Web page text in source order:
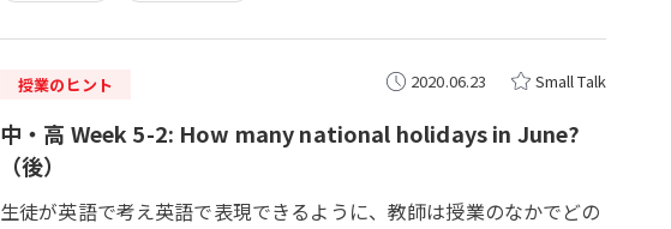
授業のヒント Small Talk
2020.06.23
中・高 Week 5-2: How many national holidays in June?
（後）
生徒が英語で考え英語で表現できるように、教師は授業のなかでどの